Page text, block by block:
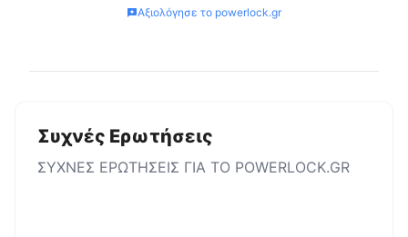
Αξιολόγησε το powerlock.gr
Συχνές Ερωτήσεις
ΣΥΧΝΕΣ ΕΡΩΤΗΣΕΙΣ ΓΙΑ ΤΟ POWERLOCK.GR